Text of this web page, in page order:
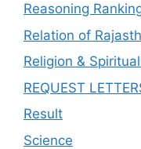
Reasoning
Relation of
Religion &
REQUEST
Result
Science